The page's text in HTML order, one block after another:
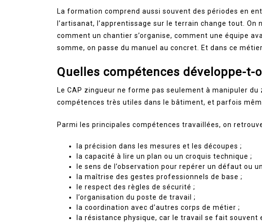
La formation comprend aussi souvent des périodes en
l’artisanat, l’apprentissage sur le terrain change tout. On
comment un chantier s’organise, comment une équipe
somme, on passe du manuel au concret. Et dans ce
Quelles compétences développe-
Le CAP zingueur ne forme pas seulement à manipuler du
compétences très utiles dans le bâtiment, et parfois
Parmi les principales compétences travaillées, on
la précision dans les mesures et les découpes ;
la capacité à lire un plan ou un croquis technique ;
le sens de l’observation pour repérer un défaut ou
la maîtrise des gestes professionnels de base ;
le respect des règles de sécurité ;
l’organisation du poste de travail ;
la coordination avec d’autres corps de métier ;
la résistance physique, car le travail se fait souvent